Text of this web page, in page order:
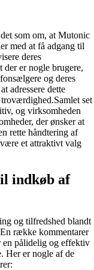
som om, at Mutonic
med at få adgang til
deres
der er nogle brugere,
og deres
adressere dette
set
og virksomheden
der ønsker at
rette håndtering af
et attraktivt valg
indkøb af
og tilfredshed blandt
række kommentarer
en pålidelig og effektiv
Her er nogle af de